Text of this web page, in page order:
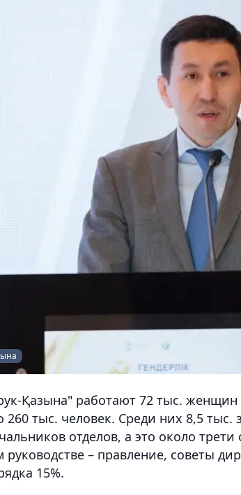
Қазына" работают 72 тыс.
260 тыс. человек. Среди них 8,5
отделов, а это около
– правление, советы
15%.